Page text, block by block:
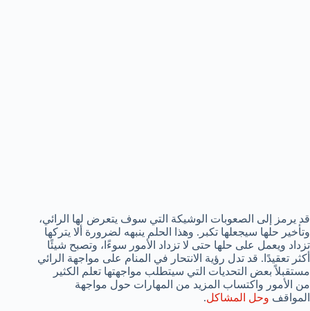
قد يرمز إلى الصعوبات الوشيكة التي سوف يتعرض لها الرائي،
وتأخير حلها سيجعلها تكبر. وهذا الحلم ينبهه لضرورة ألا يتركها
تزداد ويعمل على حلها حتى لا تزداد الأمور سوءًا، وتصبح شيئًا
أكثر تعقيدًا. قد تدل رؤية الانتحار في المنام على مواجهة الرائي
مستقبلاً بعض التحديات التي سيتطلب مواجهتها تعلم الكثير
من الأمور واكتساب المزيد من المهارات حول مواجهة
المواقف وحل المشاكل.